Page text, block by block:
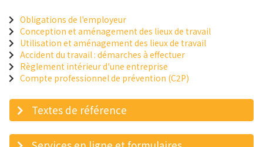
Obligations de l'employeur
Conception et aménagement des lieux de travail
Utilisation et aménagement des lieux de travail
Accident du travail : démarches à effectuer
Règlement intérieur d'une entreprise
Compte professionnel de prévention (C2P)
Textes de référence